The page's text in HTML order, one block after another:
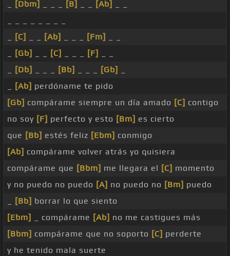
[Dbm] [B] [Ab]
[C] [Ab] [Fm]
[Gb] [C] [F]
[Db] [Bb] [Gb]
[Ab] perdóname te pido
[Gb] compárame siempre un día amado [C] contigo
no soy [F] perfecto y esto [Bm] es cierto
que [Bb] estés feliz [Ebm] conmigo
[Ab] compárame volver atrás yo quisiera
compárame que [Bbm] me llegara el [C] momento
y no puedo no puedo [A] no puedo no [Bm] puedo
[Bb] borrar lo que siento
[Ebm]
_ compárame [Ab] no me castigues más
[Bbm] compárame que no soporto [C] perderte
y he tenido mala suerte